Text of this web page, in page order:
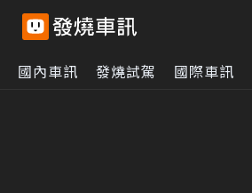
國內車訊 發燒試駕 國際車訊